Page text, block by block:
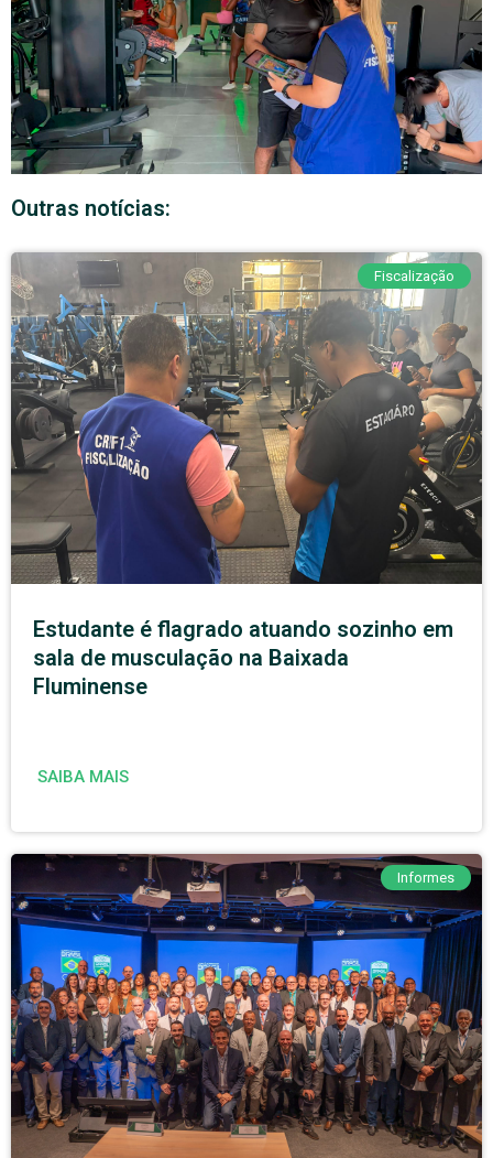
Outras notícias:
Fiscalização
Estudante é flagrado atuando sozinho em
sala de musculação na Baixada
Fluminense
SAIBA MAIS
Informes